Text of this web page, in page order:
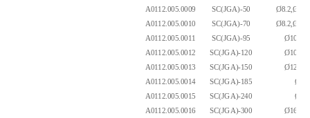
A0112.005.0009
SC(JGA)-50
A0112.005.0010
SC(JGA)-70
A0112.005.0011
SC(JGA)-95
A0112.005.0012
SC(JGA)-120
A0112.005.0013
SC(JGA)-150
A0112.005.0014
SC(JGA)-185
A0112.005.0015
SC(JGA)-240
A0112.005.0016
SC(JGA)-300